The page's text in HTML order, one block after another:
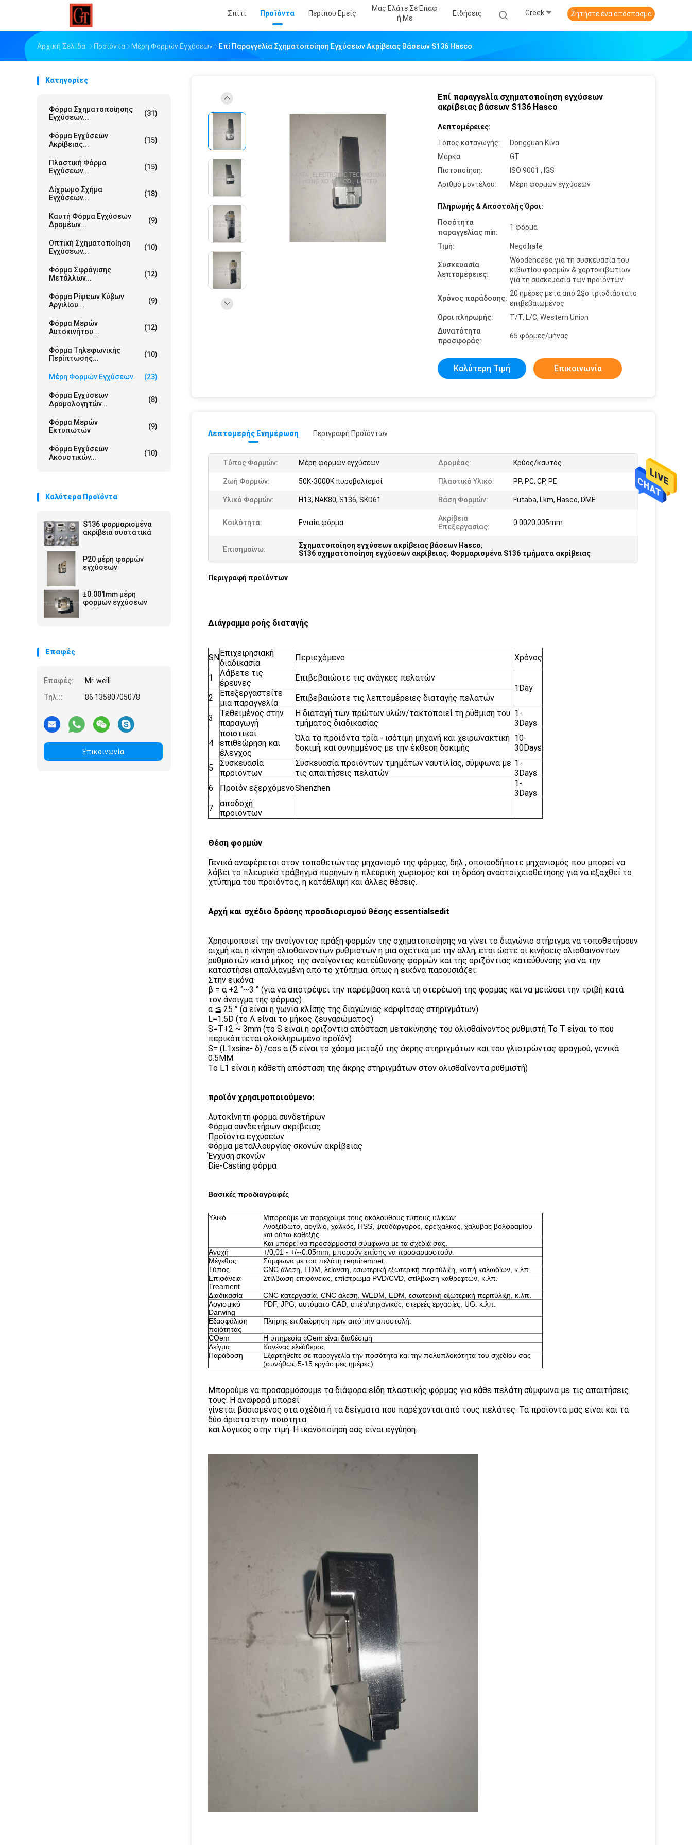
Σπίτι Προϊόντα Περίπου Εμείς
Μας Ελάτε Σε Επαφ
Ή Με
Ειδήσεις Greek Ζητήστε ένα απόσπασμα
Αρχική Σελίδα Προϊόντα Μέρη Φορμών Εγχύσεων Επί Παραγγελία Σχηματοποίηση Εγχύσεων Ακρίβειας Βάσεων S136 Hasco
Κατηγορίες
Φόρμα Σχηματοποίησης
Εγχύσεων...
(31)
Φόρμα Εγχύσεων
Ακρίβειας...
(15)
Πλαστική Φόρμα
Εγχύσεων...
(15)
Δίχρωμο Σχήμα
Εγχύσεων...
(18)
Καυτή Φόρμα Εγχύσεων
Δρομέων...
(9)
Οπτική Σχηματοποίηση
Εγχύσεων...
(10)
Φόρμα Σφράγισης
Μετάλλων...
(12)
Φόρμα Ρίψεων Κύβων
Αργιλίου...
(9)
Φόρμα Μερών
Αυτοκινήτου...
(12)
Φόρμα Τηλεφωνικής
Περίπτωσης...
(10)
Μέρη Φορμών Εγχύσεων (23)
Φόρμα Εγχύσεων
Δρομολογητών...
(8)
Φόρμα Μερών
Εκτυπωτών
(9)
Φόρμα Εγχύσεων
Ακουστικών...
(10)
Καλύτερα Προϊόντα
S136 φορμαρισμένα
ακρίβεια συστατικά
P20 μέρη φορμών
εγχύσεων
±0.001mm μέρη
φορμών εγχύσεων
Επαφές
Επαφές:
Mr. weili
Τηλ.::
86 13580705078
Επικοινωνία
Επί παραγγελία σχηματοποίηση εγχύσεων
ακρίβειας βάσεων S136 Hasco
Λεπτομέρειες:
Τόπος καταγωγής:
Dongguan Κίνα
Μάρκα:
GT
Πιστοποίηση:
ISO 9001 , IGS
Αριθμό μοντέλου:
Μέρη φορμών εγχύσεων
Πληρωμής & Αποστολής Όροι:
Ποσότητα
παραγγελίας min:
1 φόρμα
Τιμή: Negotiate
Συσκευασία
λεπτομέρειες:
Woodencase για τη συσκευασία του
κιβωτίου φορμών & χαρτοκιβωτίων
για τη συσκευασία των προϊόντων
Χρόνος παράδοσης:
20 ημέρες μετά από 2$ο τρισδιάστατο
επιβεβαιωμένος
Όροι πληρωμής:
T/T, L/C, Western Union
Δυνατότητα
προσφοράς:
65 φόρμες/μήνας
Καλύτερη Τιμή Επικοινωνία
Λεπτομερής Ενημέρωση Περιγραφή Προϊόντων
Τύπος Φορμών: Μέρη φορμών εγχύσεων Δρομέας: Κρύος/καυτός
Ζωή Φορμών: 50K-3000K πυροβολισμοί Πλαστικό Υλικό: PP, PC, CP, PE
Υλικό Φορμών: H13, NAK80, S136, SKD61 Βάση Φορμών: Futaba, Lkm, Hasco, DME
Κοιλότητα: Ενιαία φόρμα
Ακρίβεια
Επεξεργασίας:
0.0020.005mm
Επισημαίνω: Σχηματοποίηση εγχύσεων ακρίβειας βάσεων Hasco,
S136 σχηματοποίηση εγχύσεων ακρίβειας, Φορμαρισμένα S136 τμήματα ακρίβειας
Περιγραφή προϊόντων
Διάγραμμα ροής διαταγής
SNΕπιχειρησιακή
διαδικασία
Περιεχόμενο Χρόνος
1
Λάβετε τις
έρευνες
Επιβεβαιώστε τις ανάγκες πελατών
1Day
2
Επεξεργαστείτε
μια παραγγελία
Επιβεβαιώστε τις λεπτομέρειες διαταγής πελατών
3
Τεθειμένος στην
παραγωγή
Η διαταγή των πρώτων υλών/τακτοποιεί τη ρύθμιση του
τμήματος διαδικασίας
1-
3Days
4
ποιοτικοί
επιθεώρηση και
έλεγχος
Όλα τα προϊόντα τρία - ισότιμη μηχανή και χειρωνακτική
δοκιμή, και συνημμένος με την έκθεση δοκιμής
10-
30Days
5
Συσκευασία
προϊόντων
Συσκευασία προϊόντων τμημάτων ναυτιλίας, σύμφωνα με
τις απαιτήσεις πελατών
1-
3Days
6
Προϊόν εξερχόμενοShenzhen
1-
3Days
7
αποδοχή
προϊόντων
Θέση φορμών
Γενικά αναφέρεται στον τοποθετώντας μηχανισμό της φόρμας, δηλ., οποιοσδήποτε μηχανισμός που μπορεί να
λάβει το πλευρικό τράβηγμα πυρήνων ή πλευρική χωρισμός και τη δράση αναστοιχειοθέτησης για να εξαχθεί το
χτύπημα του προϊόντος, η κατάθλιψη και άλλες θέσεις.
Αρχή και σχέδιο δράσης προσδιορισμού θέσης essentialsedit
Χρησιμοποιεί την ανοίγοντας πράξη φορμών της σχηματοποίησης να γίνει το διαγώνιο στήριγμα να τοποθετήσουν
αιχμή και η κίνηση ολισθαινόντων ρυθμιστών η μια σχετικά με την άλλη, έτσι ώστε οι κινήσεις ολισθαινόντων
ρυθμιστών κατά μήκος της ανοίγοντας κατεύθυνσης φορμών και της οριζόντιας κατεύθυνσης για να την
καταστήσει απαλλαγμένη από το χτύπημα. όπως η εικόνα παρουσιάζει:
Στην εικόνα:
β = α +2 °~3 ° (για να αποτρέψει την παρέμβαση κατά τη στερέωση της φόρμας και να μειώσει την τριβή κατά
τον άνοιγμα της φόρμας)
α ≦ 25 ° (α είναι η γωνία κλίσης της διαγώνιας καρφίτσας στηριγμάτων)
L=1.5D (το Λ είναι το μήκος ζευγαρώματος)
S=T+2 ~ 3mm (το S είναι η οριζόντια απόσταση μετακίνησης του ολισθαίνοντος ρυθμιστή Το Τ είναι το που
περικόπτεται ολοκληρωμένο προϊόν)
S= (L1xsina- δ) /cos α (δ είναι το χάσμα μεταξύ της άκρης στηριγμάτων και του γλιστρώντας φραγμού, γενικά
0.5MM
Το L1 είναι η κάθετη απόσταση της άκρης στηριγμάτων στον ολισθαίνοντα ρυθμιστή)
προϊόν χρησιμοποιούμενο:
Αυτοκίνητη φόρμα συνδετήρων
Φόρμα συνδετήρων ακρίβειας
Προϊόντα εγχύσεων
Φόρμα μεταλλουργίας σκονών ακρίβειας
Έγχυση σκονών
Die-Casting φόρμα
Βασικές προδιαγραφές
Υλικό
Μπορούμε να παρέχουμε τους ακόλουθους τύπους υλικών:
Ανοξείδωτο, αργίλιο, χαλκός, HSS, ψευδάργυρος, ορείχαλκος, χάλυβας βολφραμίου
και ούτω καθεξής.
Και μπορεί να προσαρμοστεί σύμφωνα με τα σχέδιά σας.
Ανοχή
+/0,01 - +/--0.05mm, μπορούν επίσης να προσαρμοστούν.
Μέγεθος
Σύμφωνα με του πελάτη requiremnet.
Τύπος
CNC άλεση, EDM, λείανση, εσωτερική εξωτερική περιτύλιξη, κοπή καλωδίων, κ.λπ.
Επιφάνεια
Treament
Στίλβωση επιφάνειας, επίστρωμα PVD/CVD, στίλβωση καθρεφτών, κ.λπ.
Διαδικασία
CNC κατεργασία, CNC άλεση, WEDM, EDM, εσωτερική εξωτερική περιτύλιξη, κ.λπ.
Λογισμικό
Darwing
PDF, JPG, αυτόματο CAD, υπέρ/μηχανικός, στερεές εργασίες, UG. κ.λπ.
Εξασφάλιση
ποιότητας
Πλήρης επιθεώρηση πριν από την αποστολή.
COem
Η υπηρεσία cOem είναι διαθέσιμη
Δείγμα
Κανένας ελεύθερος
Παράδοση
Εξαρτηθείτε σε παραγγελία την ποσότητα και την πολυπλοκότητα του σχεδίου σας
(συνήθως 5-15 εργάσιμες ημέρες)
Μπορούμε να προσαρμόσουμε τα διάφορα είδη πλαστικής φόρμας για κάθε πελάτη σύμφωνα με τις απαιτήσεις
τους. Η αναφορά μπορεί
γίνεται βασισμένος στα σχέδια ή τα δείγματα που παρέχονται από τους πελάτες. Τα προϊόντα μας είναι και τα
δύο άριστα στην ποιότητα
και λογικός στην τιμή. Η ικανοποίησή σας είναι εγγύηση.